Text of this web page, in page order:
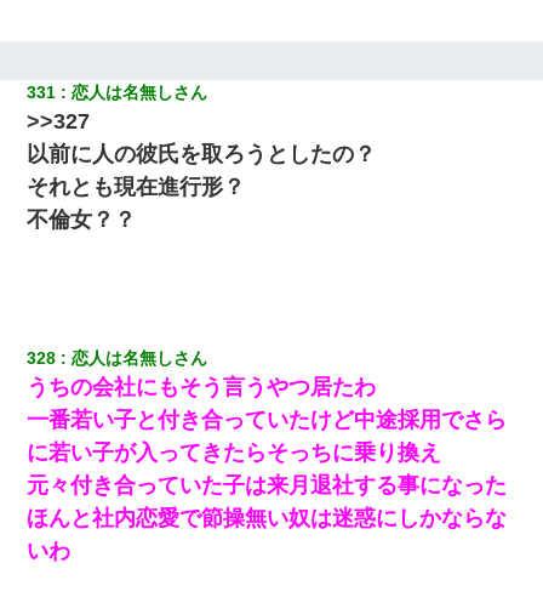
331 恋人は名無しさん
>>327
以前に人の彼氏を取ろうとしたの？
それとも現在進行形？
不倫女？？
328 恋人は名無しさん
うちの会社にもそう言うやつ居たわ
一番若い子と付き合っていたけど中途採用でさら
に若い子が入ってきたらそっちに乗り換え
元々付き合っていた子は来月退社する事になった
ほんと社内恋愛で節操無い奴は迷惑にしかならな
いわ